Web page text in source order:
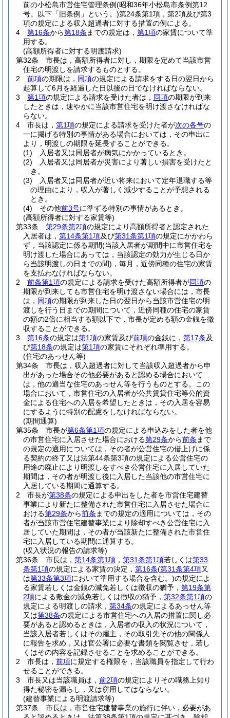
前の小松島市営住宅管理条例(昭和36年小松島市条例第12
号。以下「旧条例」という。)第24条第1項，第2項及び第3
項の規定による収入超過者に対する措置の例による。
4
第16条から第18条 までの規定は， 第1項の家賃について準
用する。
(高額所得者に対する明渡請求)
第32条
市長は，高額所得者に対し，期限を定めて当該市営
住宅の明渡しを請求するものとする。
2
前項の期限は， 同項の規定による請求をする日の翌日から
起算して6月を経過した日以後の日でなければならない。
3
第1項の規定による請求を受けた者は， 同項の期限が到来
したときは，速やかに当該市営住宅を明け渡さなければな
らない。
4
市長は， 第1項の規定による請求を受けた者が次の各号の
一に掲げる特別の事情がある場合においては，その申出に
より，明渡しの期限を延長することができる。
(1)
入居者又は同居者が病気にかかっているとき。
(2)
入居者又は同居者が災害により著しい損害を受けたと
き。
(3)
入居者又は同居者が近い将来において定年退職する等
の理由により，収入が著しく減少することが予想される
とき。
(4)
その他前3号に準ずる特別の事情があるとき。
(高額所得者に対する家賃等)
第33条
第29条第2項の規定により高額所得者と認定された
入居者は， 第14条第1項及び第31条第1項の規定にかかわら
ず，当該認定に係る期間(当該入居者が期間中に市営住宅を
明け渡した場合にあっては，当該認定の効力が生じる日か
ら当該明渡しの日までの間) ，毎月，近傍同種の住宅の家賃
を支払わなければならない。
2
前条第1項の規定による請求を受けた高額所得者が同項の
期限が到来しても市営住宅を明け渡さない場合には，市長
は， 同項の期限が到来した日の翌日から当該市営住宅の明
渡しを行う日までの期間について，近傍同種の住宅の家賃
の額の2倍に相当する額以下で，市長が定める額の金銭を徴
収することができる。
3
第16条の規定は第1項の家賃及び前項の金銭に， 第17条及
び第18条の規定は第1項の家賃にそれぞれ準用する。
(住宅のあっせん等)
第34条
市長は，収入超過者に対して当該収入超過者から申
出があった場合その他必要があると認める場合において
は，他の適当な住宅のあっせん等を行うものとする。
この
場合において，市営住宅の入居者が公共賃貸住宅等公的資
金による住宅への入居を希望したときは，その入居を容易
にするように特別の配慮をしなければならない。
(期間通算)
第35条
市長が第6条第1項の規定による申込みをした者を他
の市営住宅に入居させた場合における第29条から前条 まで
の規定の適用については，その者が公営住宅の借上げに係
る契約の終了又は法第44条第3項の規定による公営住宅の
用途の廃止により明渡しをすべき公営住宅に入居していた
期間は，その者が明渡し後に入居した当該他の市営住宅に
入居している期間に通算する。
2
市長が第38条の規定による申出をした者を市営住宅建替
事業により新たに整備された市営住宅に入居させた場合に
おける第29条から前条 までの規定の適用については，その
者が当該市営住宅建替事業により除却すべき公営住宅に入
居していた期間は，その者が当該新たに整備された市営住
宅に入居している期間に通算する。
(収入状況の報告の請求等)
第36条
市長は， 第14条第1項 ， 第31条第1項若しくは第33
条第1項の規定による家賃の決定， 第16条(第31条第4項又
は第33条第3項において準用する場合を含む。)の規定によ
る家賃若しくは金銭の減免若しくは徴収の猶予， 第19条第
2項による敷金の減免若しくは徴収の猶予， 第32条第1項の
規定による明渡しの請求， 第34条の規定によるあっせん等
又は第38条の規定による市営住宅への入居の措置に関し必
要があると認めるときは，入居者の収入の状況について，
当該入居者若しくはその雇主，その取引先その他の関係人
に報告を求め，又は官公署に必要な書類を閲覧させ，若し
くはその内容を記録させることを求めることができる。
2
市長は， 前項に規定する権限を，当該職員を指定して行わ
せることができる。
3
市長又は当該職員は， 前2項の規定によりその職務上知り
得た秘密を漏らし，又は窃用してはならない。
(建替事業による明渡請求等)
第37条
市長は，市営住宅建替事業の施行に伴い，必要があ